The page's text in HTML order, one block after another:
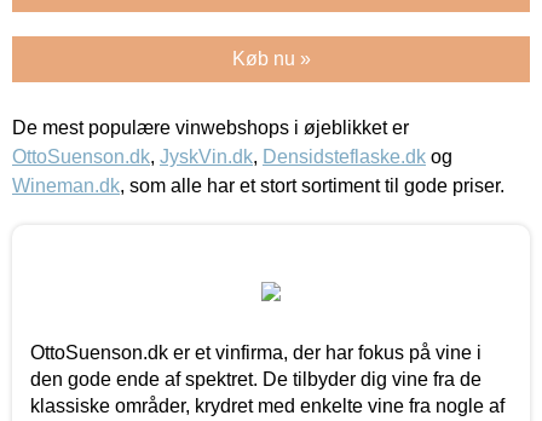
Køb nu »
De mest populære vinwebshops i øjeblikket er
OttoSuenson.dk, JyskVin.dk, Densidsteflaske.dk og
Wineman.dk, som alle har et stort sortiment til gode priser.
OttoSuenson.dk er et vinfirma, der har fokus på vine i
den gode ende af spektret. De tilbyder dig vine fra de
klassiske områder, krydret med enkelte vine fra nogle af